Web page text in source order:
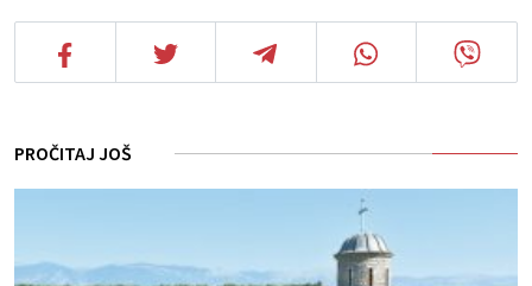
PROČITAJ JOŠ